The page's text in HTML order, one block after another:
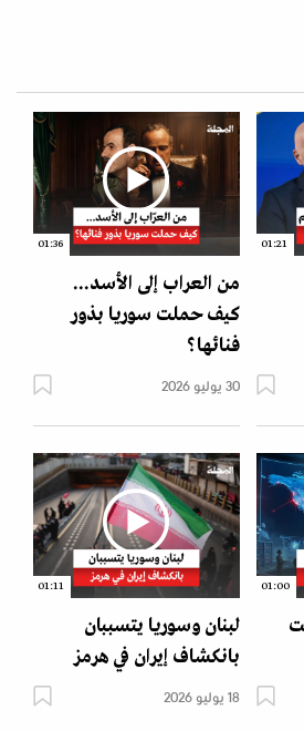
01:21
01:36
من العراب إلى الأسد...
كيف حملت سوريا بذور
فنائها؟
30 يوليو 2026
01:00
01:11
لبنان وسوريا يتسببان
بانكشاف إيران في هرمز
18 يوليو 2026